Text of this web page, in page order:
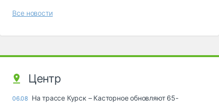
Все новости
Центр
06.08 На трассе Курск – Касторное обновляют 65-